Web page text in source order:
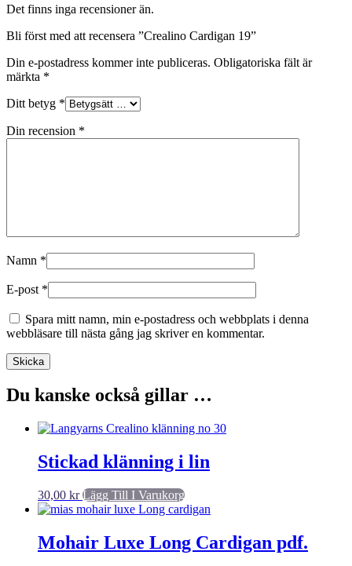
Det finns inga recensioner än.
Bli först med att recensera ”Crealino Cardigan 19”
Din e-postadress kommer inte publiceras. Obligatoriska fält är
märkta *
Ditt betyg *
Din recension *
Namn *
E-post *
Spara mitt namn, min e-postadress och webbplats i denna
webbläsare till nästa gång jag skriver en kommentar.
Du kanske också gillar …
Stickad klänning i lin
30,00 kr Lägg Till I Varukorg
Mohair Luxe Long Cardigan pdf.